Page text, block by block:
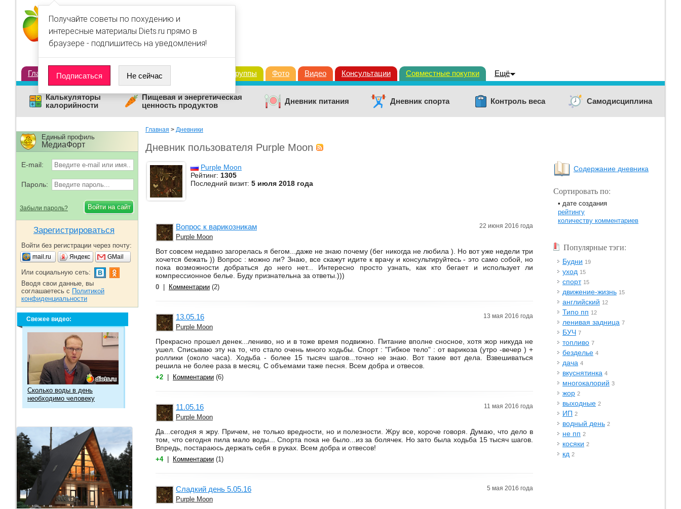
Главная Диеты Статьи Дневники Группы Фото Видео Консультации Совместные покупки Ещё
Калькуляторы
калорийности
Пищевая и энергетическая
ценность продуктов
Дневник питания Дневник спорта Контроль веса Самодисциплина
Главная > Дневники
Дневник пользователя Purple Moon
Purple Moon
Рейтинг: 1305
Последний визит: 5 июля 2018 года
Вопрос к варикозникам 22 июня 2016 года
Purple Moon
Вот совсем недавно загорелась я бегом...даже не знаю почему (бег никогда не любила ). Но вот уже недели три
хочется бежать )) Вопрос : можно ли? Знаю, все скажут идите к врачу и консультируйтесь - это само собой, но
пока возможности добраться до него нет... Интересно просто узнать, как кто бегает и использует ли
компрессионное белье. Буду признательна за ответы.)))
0 Комментарии (2)
13.05.16 13 мая 2016 года
Purple Moon
Прекрасно прошел денек...лениво, но и в тоже время подвижно. Питание вполне сносное, хотя жор никуда не
ушел. Списываю эту на то, что стало очень много ходьбы. Спорт : "Гибкое тело" : от варикоза (утро -вечер ) +
роллики (около часа). Ходьба - более 15 тысяч шагов...точно не знаю. Вот такие вот дела. Взвешиваться
решила не более раза в месяц. С объемами таже песня. Всем добра и отвесов.
+2 Комментарии (6)
11.05.16 11 мая 2016 года
Purple Moon
Да...сегодня я жру. Причем, не только вредности, но и полезности. Жру все, короче говоря. Думаю, что дело в
том, что сегодня пила мало воды... Спорта пока не было...из за болячек. Но зато была ходьба 15 тысяч шагов.
Впредь, постараюсь держать себя в руках. Всем добра и отвесов!
+4 Комментарии (1)
Сладкий день 5.05.16 5 мая 2016 года
Purple Moon
Содержание дневника
Сортировать по:
• дате создания
рейтингу
количеству комментариев
Популярные тэги:
Будни 19
уход 15
спорт 15
движение-жизнь 15
английский 12
Типо пп 12
ленивая задница 7
БУЧ 7
топливо 7
безделье 4
дача 4
вкуснятинка 4
многокалорий 3
жор 2
выходные 2
ИП 2
водный день 2
не пп 2
косяки 2
кд 2
Единый профиль
МедиаФорт
E-mail:
Пароль:
Забыли пароль?
Зарегистрироваться
Войти без регистрации через почту:
mail.ru Яндекс GMail
Или социальную сеть:
Вводя свои данные, вы
соглашаетесь с Политикой
конфиденциальности
Свежее видео:
Сколько воды в день
необходимо человеку
Получайте советы по похудению и
интересные материалы Diets.ru прямо в
браузере - подпишитесь на уведомления!
Подписаться Не сейчас